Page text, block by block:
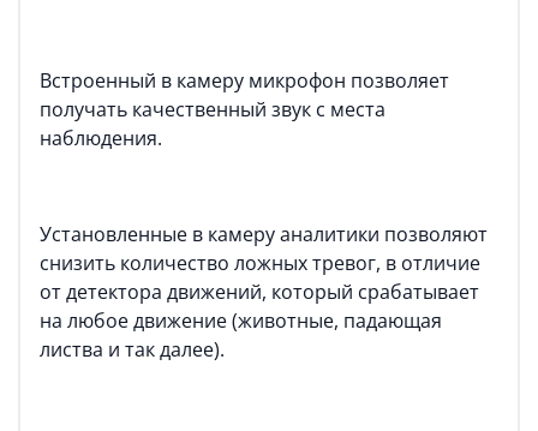
Встроенный в камеру микрофон позволяет
получать качественный звук с места
наблюдения.
Установленные в камеру аналитики позволяют
снизить количество ложных тревог, в отличие
от детектора движений, который срабатывает
на любое движение (животные, падающая
листва и так далее).